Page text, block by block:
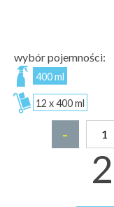
wybór pojemności:
400 ml
12 x 400 ml
-